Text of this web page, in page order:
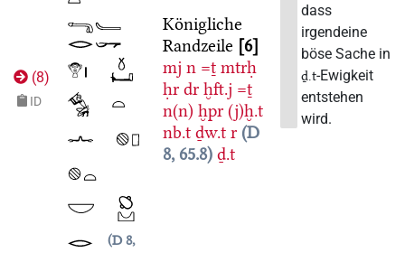
(8)
ID
D 8,
Königliche
Randzeile 6
mj n =ṯ mtrḥ
ḥr dr ḫft.j =ṯ
n(n) ḫpr (j)ḫ.t
nb.t ḏw.t r D
8, 65.8 ḏ.t
dass
irgendeine
böse Sache in
ḏ.t-Ewigkeit
entstehen
wird.